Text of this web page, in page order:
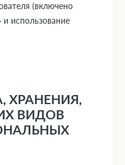
(включено
и использование
ХРАНЕНИЯ,
ВИДОВ